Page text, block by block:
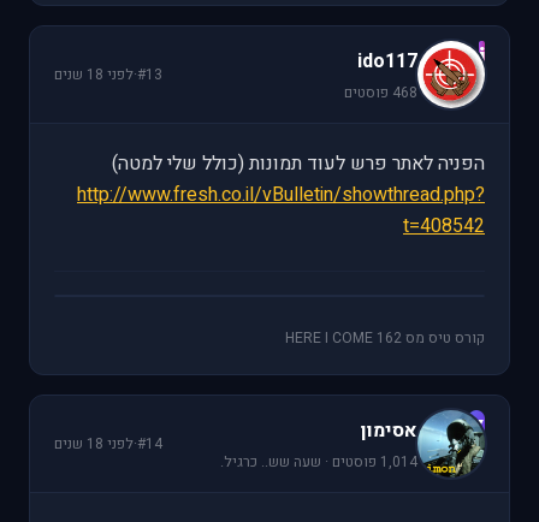
i
ido117
468 פוסטים
#13
·לפני 18 שנים
הפניה לאתר פרש לעוד תמונות (כולל שלי למטה)
http://www.fresh.co.il/vBulletin/showthread.php?
t=408542
קורס טיס מס 162 HERE I COME
א אסימון
1,014 פוסטים · שעה שש.. כרגיל.
#14
·לפני 18 שנים